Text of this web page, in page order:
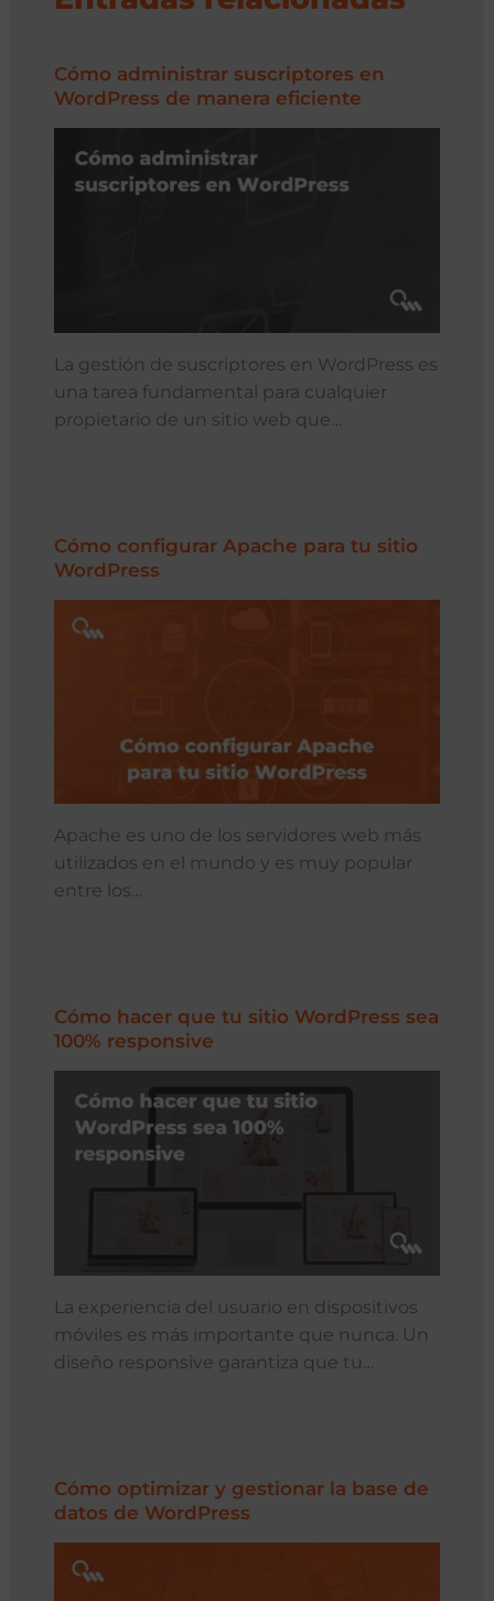
Cómo administrar suscriptores en
WordPress de manera eficiente
La gestión de suscriptores en WordPress es
una tarea fundamental para cualquier
propietario de un sitio web que…
Cómo configurar Apache para tu sitio
WordPress
Apache es uno de los servidores web más
utilizados en el mundo y es muy popular
entre los…
Cómo hacer que tu sitio WordPress sea
100% responsive
La experiencia del usuario en dispositivos
móviles es más importante que nunca. Un
diseño responsive garantiza que tu…
Cómo optimizar y gestionar la base de
datos de WordPress